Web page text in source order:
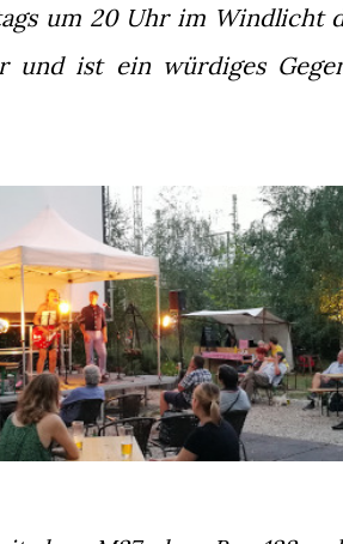
um 20 Uhr im Windlicht
ist ein würdiges